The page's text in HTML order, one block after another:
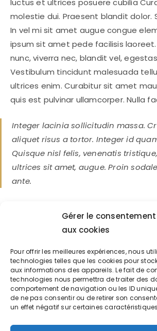
Gérer le consentement
aux cookies
Pour offrir les meilleures expériences, nous
technologies telles que les cookies pour
aux informations des appareils. Le fait de
technologies nous permettra de traiter des
comportement de navigation ou les ID
de ne pas consentir ou de retirer son
un effet négatif sur certaines
luctus et ultrices posuere cubilia
molestie dui. Praesent blandit dolor.
In vel mi sit amet augue congue
ipsum sit amet pede facilisis
nunc, viverra nec, blandit vel,
Vestibulum tincidunt malesuada
ultrices enim. Curabitur sit amet
quis est pulvinar ullamcorper. Nulla
Integer lacinia sollicitudin massa.
aliquet risus a tortor. Integer id
Quisque nisl felis, venenatis
ultrices sit amet, augue. Proin
ante.
sagittis at, neque. Nullam mauris
iaculis et, viverra vitae, ligula. Nulla ut
aliquam imperdiet. Maecenas aliquet
Vivamus consectetuer risus et
dolor sit amet, consectetur
nec odio. Praesent libero. Sed
diam. Sed nisi. Nulla quis sem at